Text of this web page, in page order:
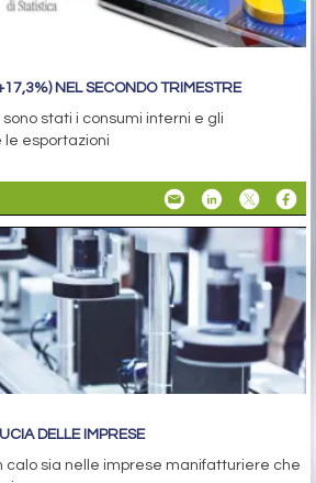
NEL SECONDO TRIMESTRE
stati i consumi interni e gli
le esportazioni
DELLE IMPRESE
calo sia nelle imprese manifatturiere che